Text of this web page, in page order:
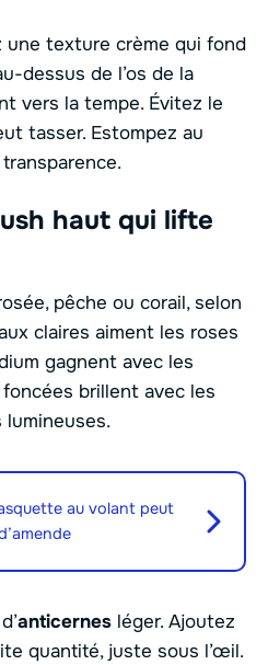
une texture crème qui fond
dessus de l’os de la
vers la tempe. Évitez le
tasser. Estompez au
haut qui lifte
pêche ou corail, selon
claires aiment les roses
gagnent avec les
brillent avec les
lumineuses.
au volant peut
anticernes léger. Ajoutez
quantité, juste sous l’œil.